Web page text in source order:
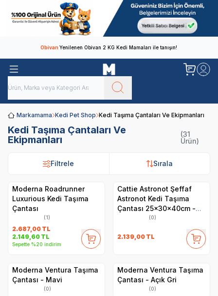
ObivanYenilenen Obivan 2 KG Kedi Mamaları ile tanışın!
Markamama Kedi Pet Shop Kedi Taşıma Çantaları Ve Ekipmanları
Kedi Taşıma Çantaları Ve
Ekipmanları
(31
Ürün)
Filtrele Sırala
Filtrele Sırala
Moderna Roadrunner
Luxurious Kedi Taşıma
Çantası
(1)
2.687,00 TL
2.149,60 TL
Sepette %20 indirim
Cattie Astronot Şeffaf
Astronot Kedi Taşıma
Çantası 25x30x40cm -
(0)
2.139,00 TL
Moderna Ventura Taşıma
Çantası - Mavi
(0)
Moderna Ventura Taşıma
Çantası - Açık Gri
(0)